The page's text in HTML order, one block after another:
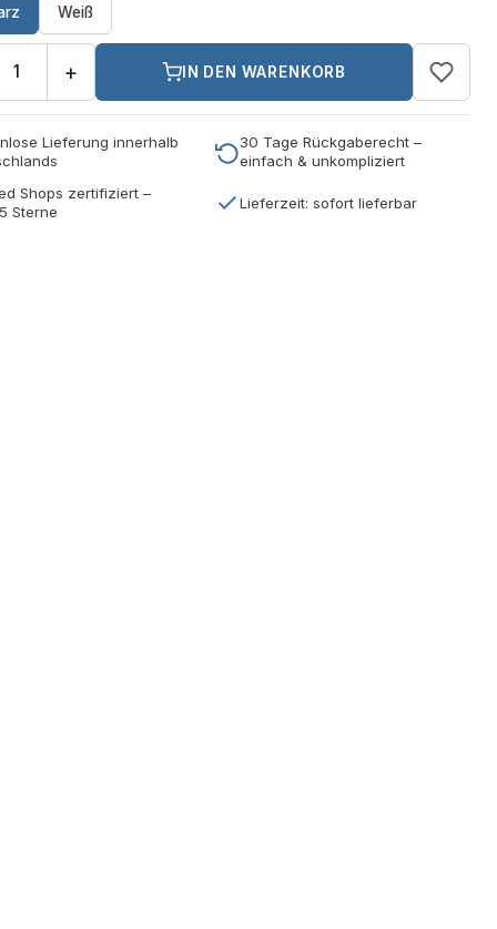
Weiß
+ IN DEN WARENKORB
Lieferung innerhalb
30 Tage Rückgaberecht –
einfach & unkompliziert
Shops zertifiziert –
Sterne
Lieferzeit: sofort lieferbar